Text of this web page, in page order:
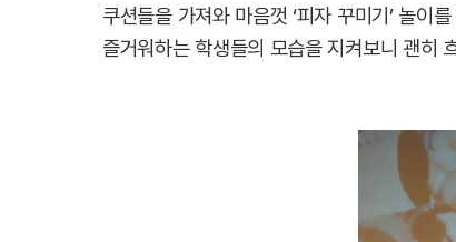
쿠션들을 가져와 마음껏 ‘피자 꾸미기’ 놀이
즐거워하는 학생들의 모습을 지켜보니 괜히